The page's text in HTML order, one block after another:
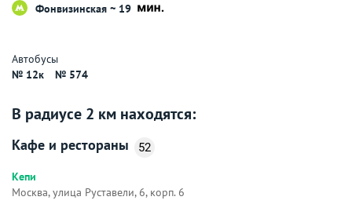
Фонвизинская ~ 19
Автобусы
№ 12к
№ 574
В радиусе 2 км находятся:
Кафе и рестораны 52
Кепи
Москва, улица Руставели, 6, корп. 6